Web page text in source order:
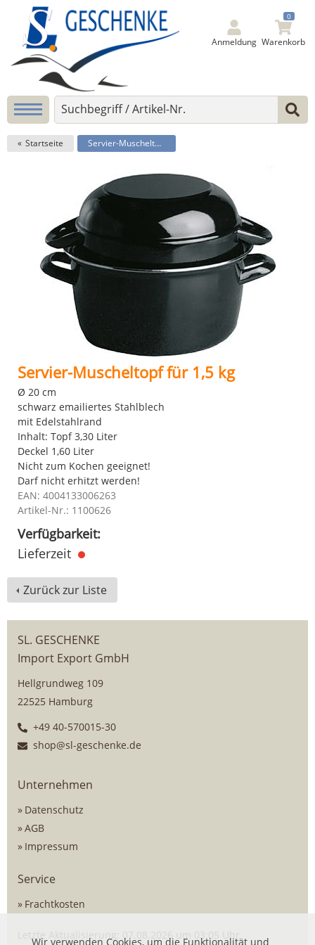
Anmeldung
0
Warenkorb
Startseite Servier-Muscheltopf für 1,5 kg
Servier-Muscheltopf für 1,5 kg
Ø 20 cm
schwarz emailiertes Stahlblech
mit Edelstahlrand
Inhalt: Topf 3,30 Liter
Deckel 1,60 Liter
Nicht zum Kochen geeignet!
Darf nicht erhitzt werden!
EAN: 4004133006263
Artikel-Nr.: 1100626
Verfügbarkeit:
Lieferzeit
Zurück zur Liste
SL. GESCHENKE
Import Export GmbH
Hellgrundweg 109
22525 Hamburg
+49 40-570015-30
shop@sl-geschenke.de
Unternehmen
Datenschutz
AGB
Impressum
Service
Frachtkosten
Letzte Aktualisierung: 07.08.2026 um 03:05 Uhr
Wir verwenden Cookies, um die Funktionalität und